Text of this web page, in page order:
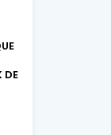
DE